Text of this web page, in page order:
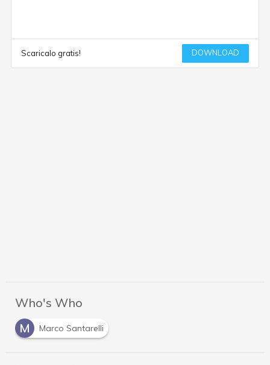
Scaricalo gratis! DOWNLOAD
Who's Who
M
Marco Santarelli